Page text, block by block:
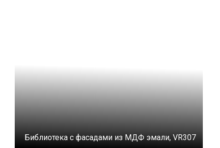
Библиотека с фасадами из МДФ эмали, VR307